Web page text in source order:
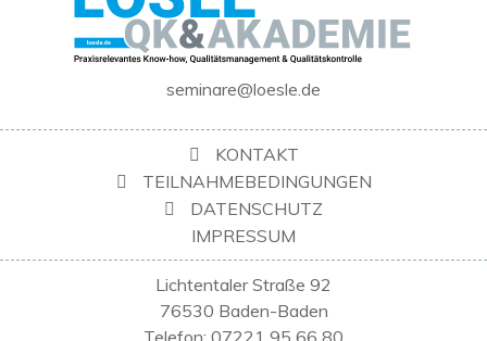
seminare@loesle.de
KONTAKT
TEILNAHMEBEDINGUNGEN
DATENSCHUTZ
IMPRESSUM
Lichtentaler Straße 92
76530 Baden-Baden
Telefon: 07221 95 66 80